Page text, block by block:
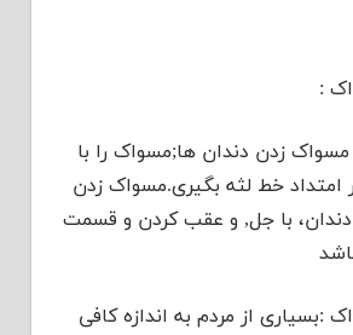
:
مسواک زدن دندان ها;مسواک را با
درجه در امتداد خط لثه بگیری.مسواک زدن
با جل, و عقب کردن و قسمت
:بسیاری از مردم به اندازه کافی